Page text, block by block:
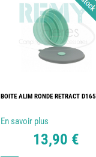
BOITE ALIM RONDE RETRACT D165
En savoir plus
13,90 €